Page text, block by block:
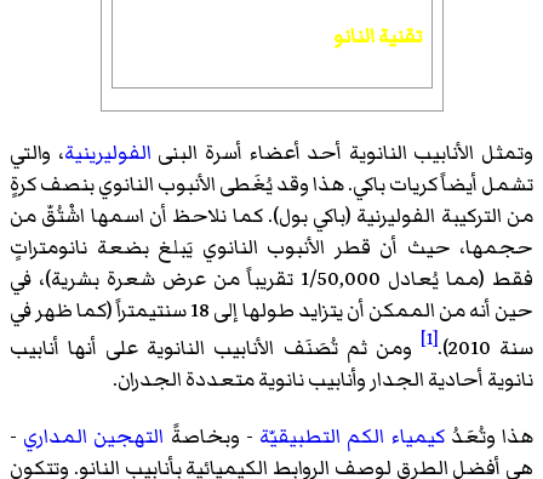
تقنية النانو
وتمثل الأنابيب النانوية أحد أعضاء أسرة البنى الفوليرينية، والتي
تشمل أيضاً كريات باكي. هذا وقد يُغَطى الأنبوب النانوي بنصف كرةٍ
من التركيبة الفوليرنية (باكي بول). كما نلاحظ أن اسمها اشْتُقّ من
حجمها، حيث أن قطر الأنبوب النانوي يَبلغ بضعة نانومتراتٍ
فقط (مما يُعادل 1/50,000 تقريباً من عرض شعرة بشرية)، في
حين أنه من الممكن أن يتزايد طولها إلى 18 سنتيمتراً (كما ظهر في
سنة 2010).
[1]
ومن ثم تُصَنَف الأنابيب النانوية على أنها أنابيب
نانوية أحادية الجدار وأنابيب نانوية متعددة الجدران.
هذا وتُعَدُكيمياء الكم التطبيقيّة - وبخاصةً التهجين المداري -
هي أفضل الطرق لوصف الروابط الكيميائية بأنابيب النانو. وتتكون